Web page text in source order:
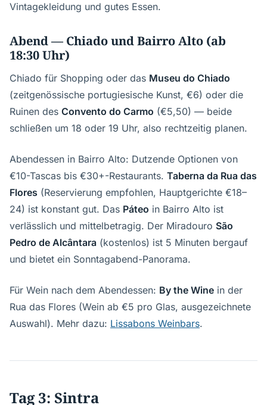
Vintagekleidung und gutes Essen.
Abend — Chiado und Bairro Alto (ab
18:30 Uhr)
Chiado für Shopping oder das Museu do Chiado
(zeitgenössische portugiesische Kunst, €6) oder die
Ruinen des Convento do Carmo (€5,50) — beide
schließen um 18 oder 19 Uhr, also rechtzeitig planen.
Abendessen in Bairro Alto: Dutzende Optionen von
€10-Tascas bis €30+-Restaurants. Taberna da Rua das
Flores (Reservierung empfohlen, Hauptgerichte €18–
24) ist konstant gut. Das Páteo in Bairro Alto ist
verlässlich und mittelbetragig. Der Miradouro São
Pedro de Alcântara (kostenlos) ist 5 Minuten bergauf
und bietet ein Sonntagabend-Panorama.
Für Wein nach dem Abendessen: By the Wine in der
Rua das Flores (Wein ab €5 pro Glas, ausgezeichnete
Auswahl). Mehr dazu: Lissabons Weinbars.
Tag 3: Sintra